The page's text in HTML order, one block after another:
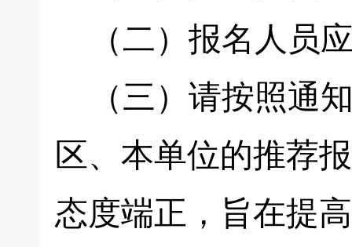
（二）报名人员
（三）请按照通
区、本单位的推荐
态度端正，旨在提